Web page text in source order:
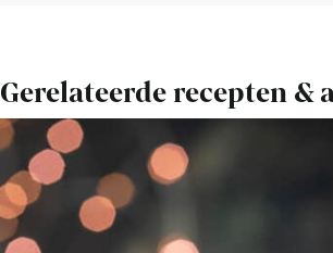
Gerelateerde recepten &
Bekijk
Kruidenricotta
met
gerookte